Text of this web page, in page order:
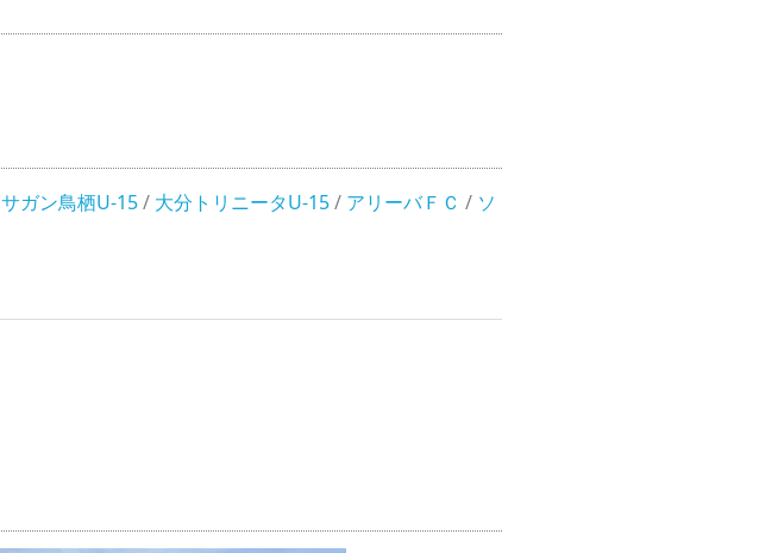
サガン鳥栖U-15/ 大分トリニータU-15/ アリーバＦＣ / ソ